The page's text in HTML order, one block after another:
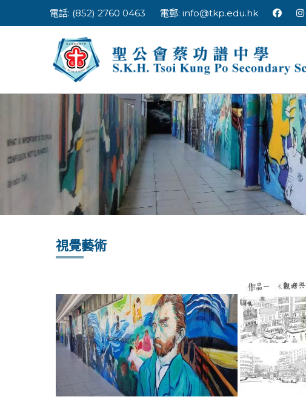
to
電話: (852) 2760 0463 電郵: info@tkp.edu.hk
視覺藝術